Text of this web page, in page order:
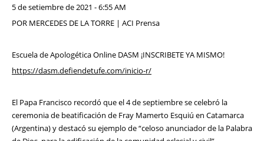
5 de setiembre de 2021 - 6:55 AM
POR MERCEDES DE LA TORRE | ACI Prensa
Escuela de Apologética Online DASM ¡INSCRIBETE YA MISMO!
https://dasm.defiendetufe.com/inicio-r/
El Papa Francisco recordó que el 4 de septiembre se celebró la
ceremonia de beatificación de Fray Mamerto Esquiú en Catamarca
(Argentina) y destacó su ejemplo de “celoso anunciador de la Palabra